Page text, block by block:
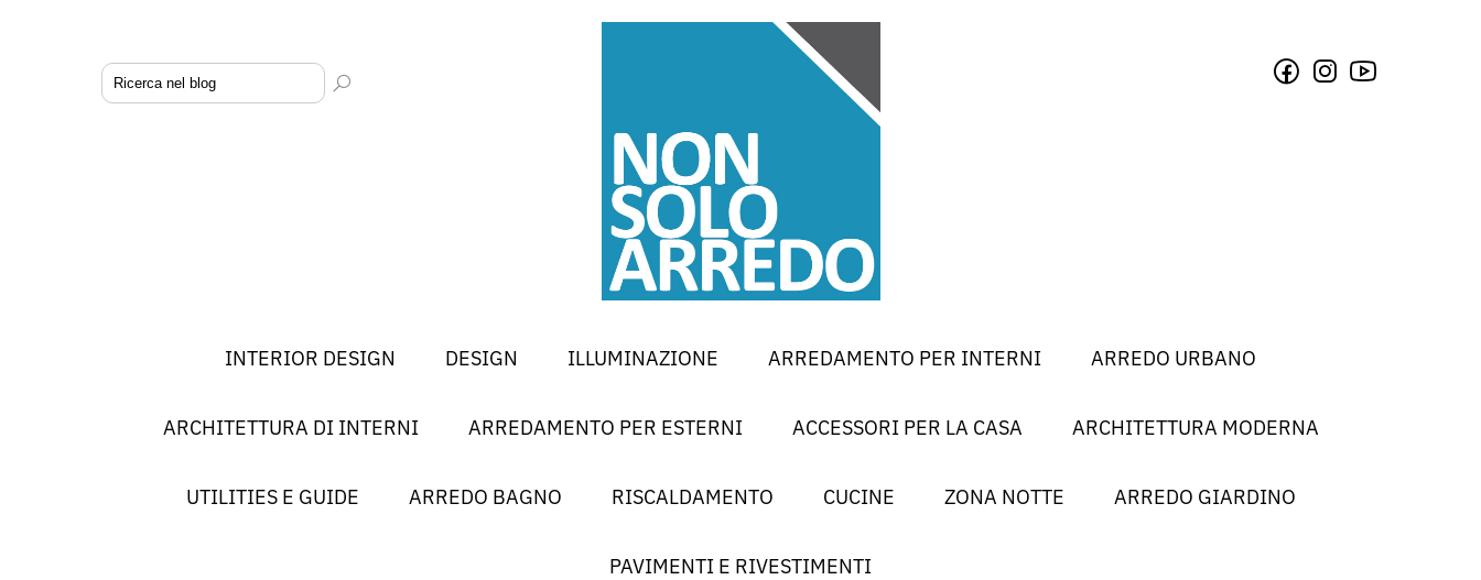
INTERIOR DESIGN DESIGN ILLUMINAZIONE ARREDAMENTO PER INTERNI ARREDO URBANO
ARCHITETTURA DI INTERNI ARREDAMENTO PER ESTERNI ACCESSORI PER LA CASA ARCHITETTURA MODERNA
UTILITIES E GUIDE ARREDO BAGNO RISCALDAMENTO CUCINE ZONA NOTTE ARREDO GIARDINO
PAVIMENTI E RIVESTIMENTI